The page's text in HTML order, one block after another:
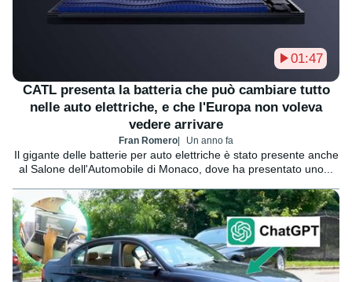
01:47
CATL presenta la batteria che può cambiare tutto
nelle auto elettriche, e che l'Europa non voleva
vedere arrivare
Fran Romero Un anno fa
Il gigante delle batterie per auto elettriche è stato presente anche
al Salone dell'Automobile di Monaco, dove ha presentato uno...